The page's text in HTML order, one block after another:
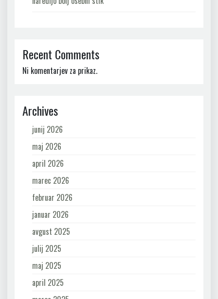
Recent Comments
Ni komentarjev za prikaz.
Archives
junij 2026
maj 2026
april 2026
marec 2026
februar 2026
januar 2026
avgust 2025
julij 2025
maj 2025
april 2025